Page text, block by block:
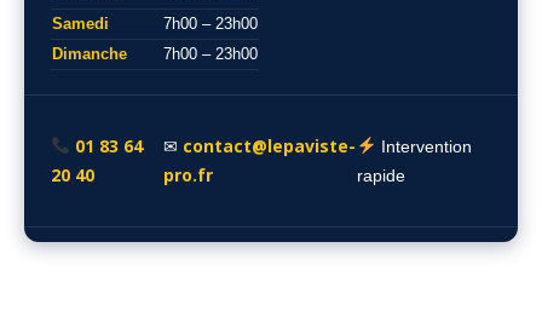
Samedi
7h00 – 23h00
Dimanche
7h00 – 23h00
01 83 64
20 40
✉ contact@lepaviste-
pro.fr
Intervention
rapide